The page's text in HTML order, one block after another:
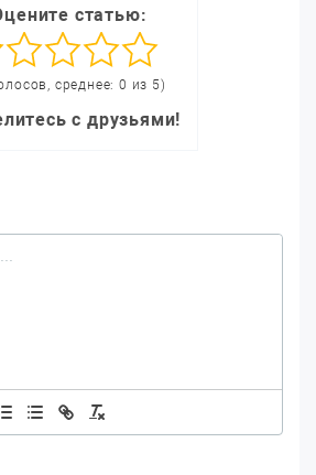
статью:
среднее: 0 из 5)
с друзьями!